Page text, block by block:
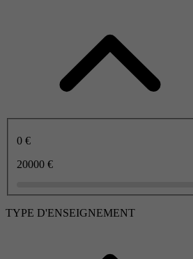
0 €
20000 €
TYPE D'ENSEIGNEMENT